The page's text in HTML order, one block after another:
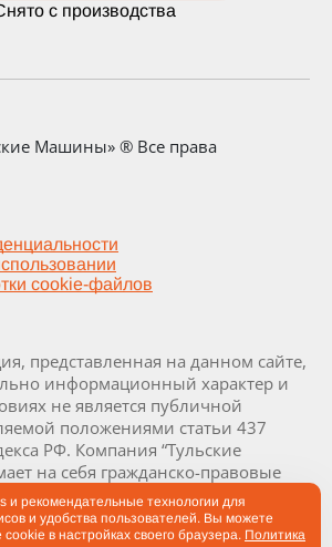
с производства
Машины» ® Все права
cookie-файлов
представленная на данном сайте,
информационный характер и
не является публичной
положениями статьи 437
РФ. Компания “Тульские
на себя гражданско-правовые
в результате отдельно
сделок. Визуализация и
и их составляющих являются
и рекомендательные технологии для
и удобства пользователей. Вы можете
в настройках своего браузера. Политика